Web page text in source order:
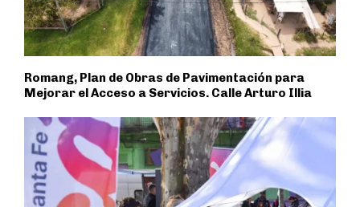
Romang, Plan de Obras de Pavimentación para
Mejorar el Acceso a Servicios. Calle Arturo Illia